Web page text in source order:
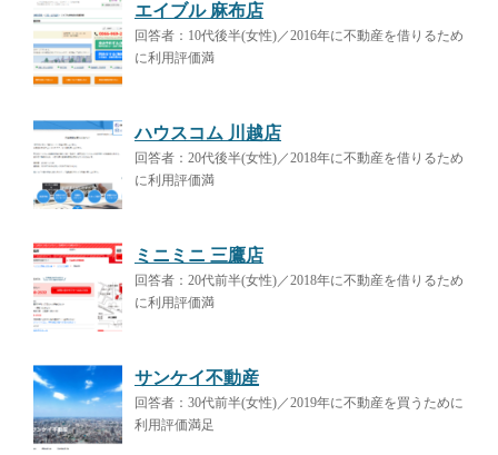
エイブル 麻布店
回答者：10代後半(女性)／2016年に不動産を借りるため
に利用評価満
ハウスコム 川越店
回答者：20代後半(女性)／2018年に不動産を借りるため
に利用評価満
ミニミニ 三鷹店
回答者：20代前半(女性)／2018年に不動産を借りるため
に利用評価満
サンケイ不動産
回答者：30代前半(女性)／2019年に不動産を買うために
利用評価満足